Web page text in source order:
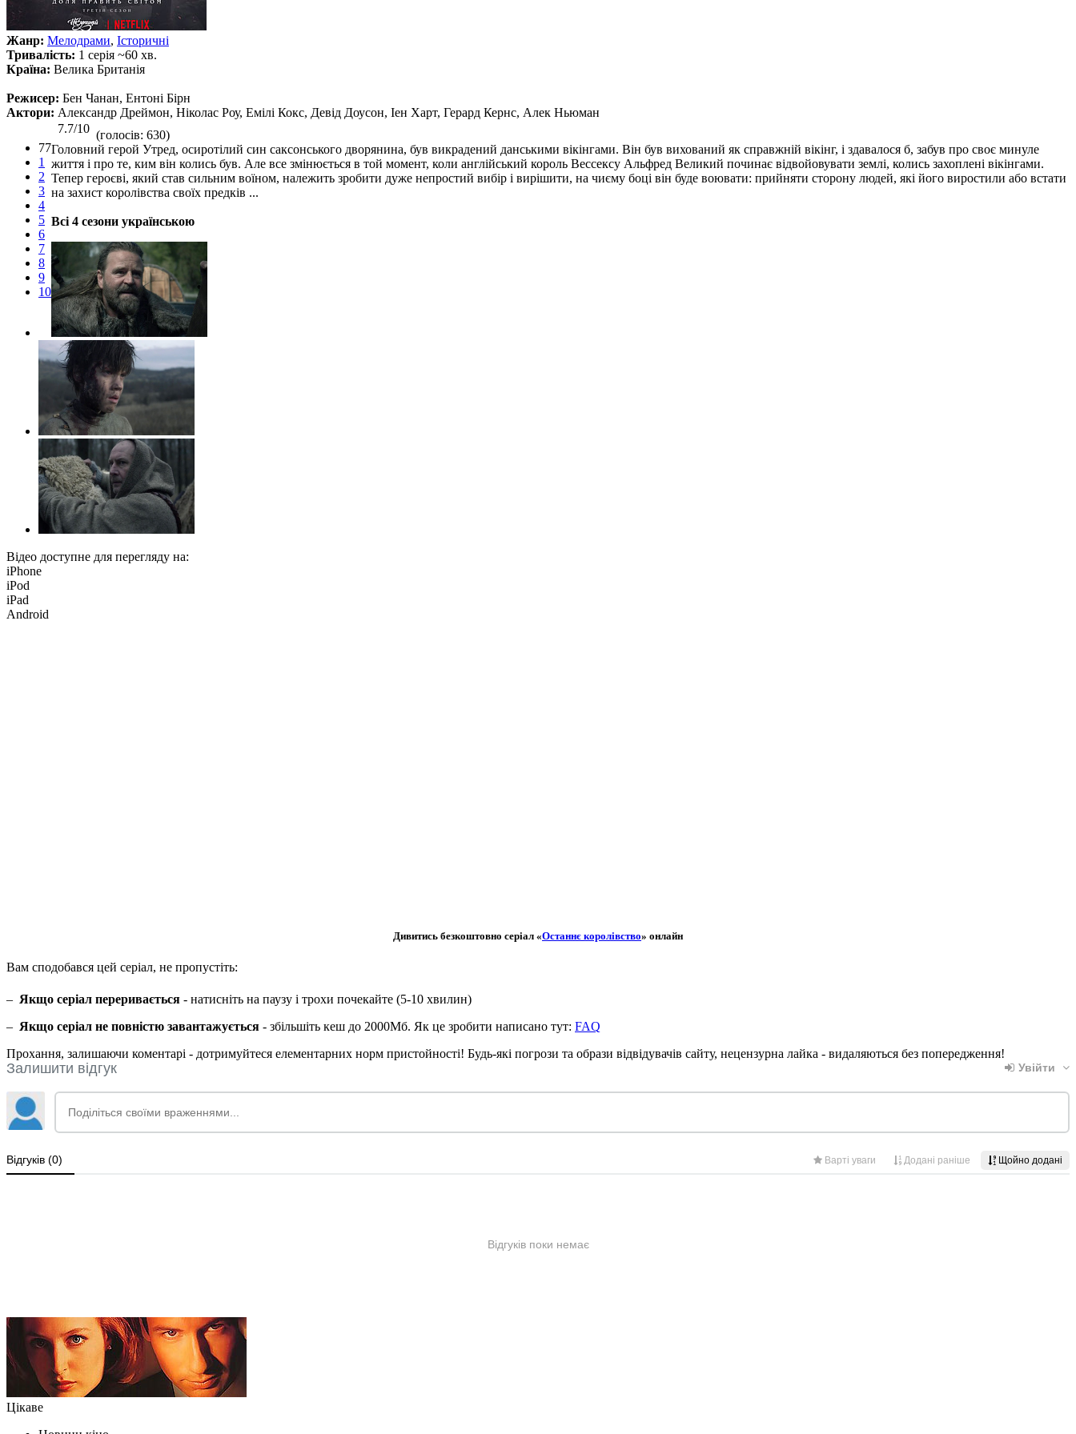
Жанр: Мелодрами, Історичні
Тривалість: 1 серія ~60 хв.
Країна: Велика Британія
Режисер: Бен Чанан, Ентоні Бірн
Актори: Александр Дреймон, Ніколас Роу, Емілі Кокс, Девід Доусон, Іен Харт, Герард Кернс, Алек Ньюман
77
1
2
3
4
5
6
7
8
9
10
7.7/10 (голосів: 630)
Головний герой Утред, осиротілий син саксонського дворянина, був викрадений данськими вікінгами. Він був вихований як справжній вікінг, і здавалося б, забув про своє минуле
життя і про те, ким він колись був. Але все змінюється в той момент, коли англійський король Вессексу Альфред Великий починає відвойовувати землі, колись захоплені вікінгами.
Тепер героєві, який став сильним воїном, належить зробити дуже непростий вибір і вирішити, на чиєму боці він буде воювати: прийняти сторону людей, які його виростили або встати
на захист королівства своїх предків ...
Всі 4 сезони українською
Відео доступне для перегляду на:
iPhone
iPod
iPad
Android
Дивитись безкоштовно серіал «Останнє королівство» онлайн
Вам сподобався цей серіал, не пропустіть:
– Якщо серіал переривається - натисніть на паузу і трохи почекайте (5-10 хвилин)
– Якщо серіал не повністю завантажується - збільшіть кеш до 2000Мб. Як це зробити написано тут: FAQ
Прохання, залишаючи коментарі - дотримуйтеся елементарних норм пристойності! Будь-які погрози та образи відвідувачів сайту, нецензурна лайка - видаляються без попередження!
Цікаве